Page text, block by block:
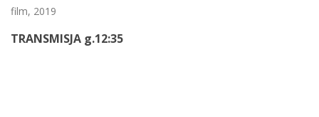
film, 2019
TRANSMISJA g.12:35